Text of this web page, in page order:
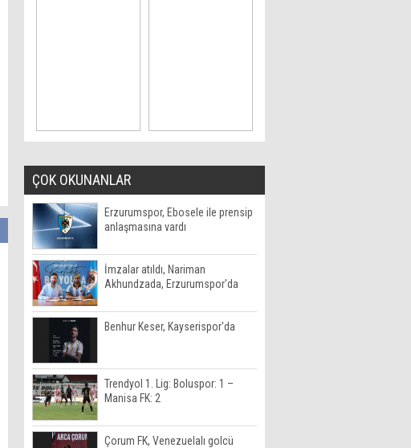
ÇOK OKUNANLAR
Erzurumspor, Ebosele ile prensip
anlaşmasına vardı
İmzalar atıldı, Nariman
Akhundzada, Erzurumspor'da
Benhur Keser, Kayserispor'da
Trendyol 1. Lig: Boluspor: 1 –
Manisa FK: 2
Çorum FK, Venezuelalı golcü